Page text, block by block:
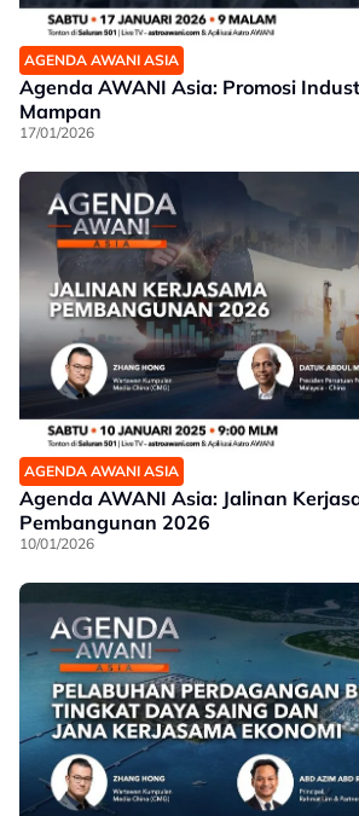
AGENDA AWANI ASIA
Agenda AWANI Asia: Promosi
Mampan
17/01/2026
AGENDA AWANI ASIA
Agenda AWANI Asia: Jalinan
Pembangunan 2026
10/01/2026